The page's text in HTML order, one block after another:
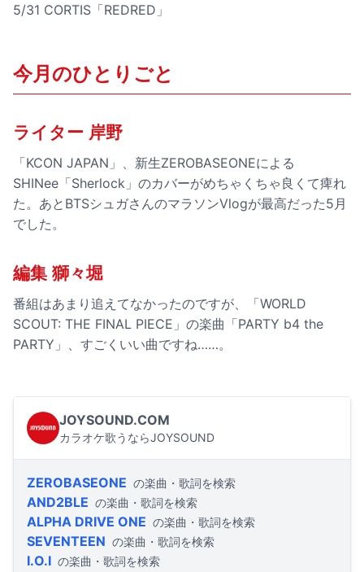
5/31 CORTIS「REDRED」
今月のひとりごと
ライター 岸野
「KCON JAPAN」、新生ZEROBASEONEによる
SHINee「Sherlock」のカバーがめちゃくちゃ良くて痺れ
た。あとBTSシュガさんのマラソンVlogが最高だった5月
でした。
編集 獅々堀
番組はあまり追えてなかったのですが、「WORLD
SCOUT: THE FINAL PIECE」の楽曲「PARTY b4 the
PARTY」、すごくいい曲ですね……。
JOYSOUND.COM
カラオケ歌うならJOYSOUND
ZEROBASEONE の楽曲・歌詞を検索
AND2BLE の楽曲・歌詞を検索
ALPHA DRIVE ONE の楽曲・歌詞を検索
SEVENTEEN の楽曲・歌詞を検索
I.O.I の楽曲・歌詞を検索